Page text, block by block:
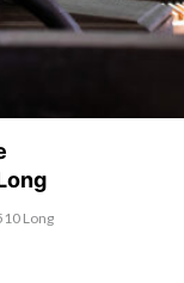
Long